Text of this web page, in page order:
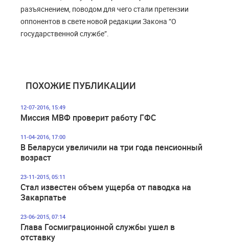
разъяснением, поводом для чего стали претензии
оппонентов в свете новой редакции Закона “О
государственной службе”.
ПОХОЖИЕ ПУБЛИКАЦИИ
12-07-2016, 15:49
Миссия МВФ проверит работу ГФС
11-04-2016, 17:00
В Беларуси увеличили на три года пенсионный
возраст
23-11-2015, 05:11
Стал известен объем ущерба от паводка на
Закарпатье
23-06-2015, 07:14
Глава Госмиграционной службы ушел в
отставку